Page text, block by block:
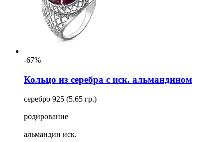
-67%
Кольцо из серебра с иск. альмандином
серебро 925 (5.65 гр.)
родирование
альмандин иск.